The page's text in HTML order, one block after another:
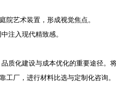
艺术装置，形成视觉焦点。
注入现代精致感。
质化建设与成本优化的重要途径。
厂，进行材料比选与定制化咨询。